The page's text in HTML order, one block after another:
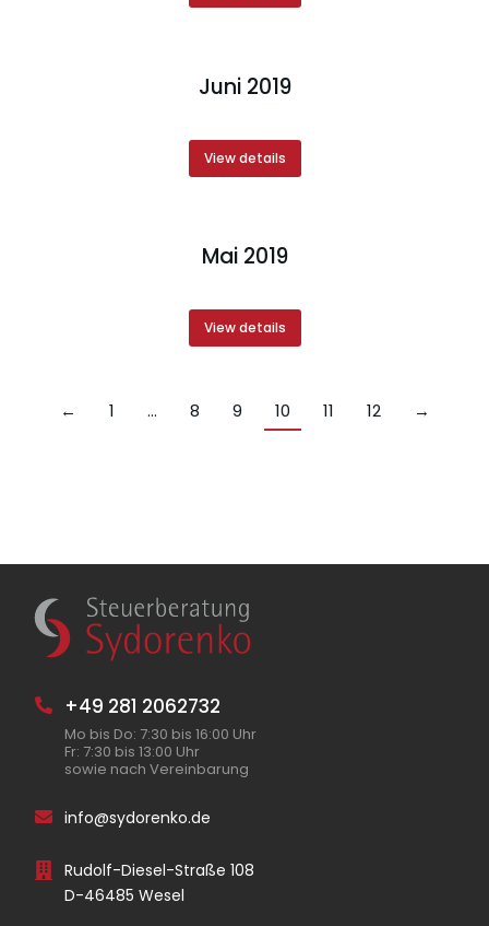
Juni 2019
View details
Mai 2019
View details
← 1 … 8 9 10 11 12 →
+49 281 2062732
Mo bis Do: 7:30 bis 16:00 Uhr
Fr: 7:30 bis 13:00 Uhr
sowie nach Vereinbarung
info@sydorenko.de
Rudolf-Diesel-Straße 108
D-46485 Wesel